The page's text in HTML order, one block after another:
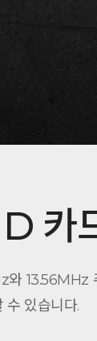
카
13.56MHz
수 있습니다.